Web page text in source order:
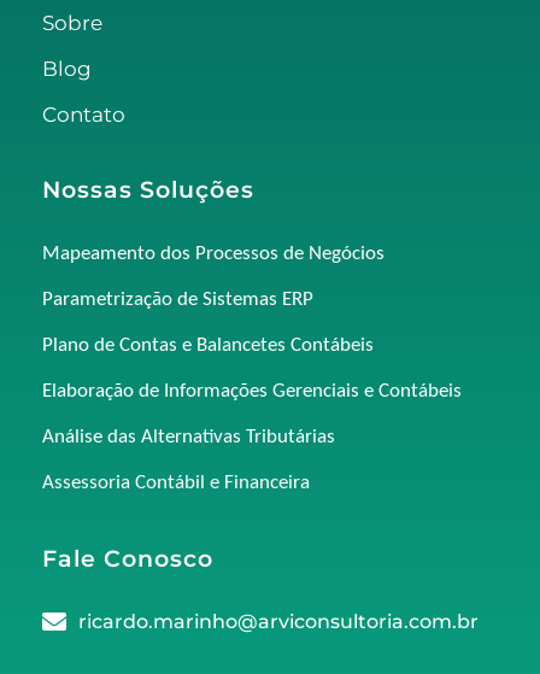
Sobre
Blog
Contato
Nossas Soluções
Mapeamento dos Processos de Negócios
Parametrização de Sistemas ERP
Plano de Contas e Balancetes Contábeis
Elaboração de Informações Gerenciais e Contábeis
Análise das Alternativas Tributárias
Assessoria Contábil e Financeira
Fale Conosco
ricardo.marinho@arviconsultoria.com.br